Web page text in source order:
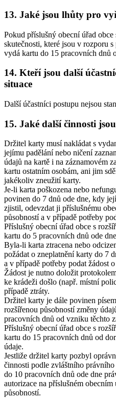
13. Jaké jsou lhůty pro
Pokud příslušný obecní úřad
skutečnosti, které jsou v rozporu
vydá kartu do 15 pracovních dnů
14. Kteří jsou další
situace
Další účastníci postupu nejsou
15. Jaké další činnosti
Držitel karty musí nakládat s
jejímu padělání nebo ničení
údajů na kartě i na záznamovém
kartu ostatním osobám, ani jim
jakékoliv zneužití karty.
Je-li karta poškozena nebo
povinen do 7 dnů ode dne, kdy
zjistil, odevzdat ji příslušnému
působností a v případě potřeby
Příslušný obecní úřad obce s
kartu do 5 pracovních dnů ode
Byla-li karta ztracena nebo
požádat o zneplatnění karty do 7
a v případě potřeby podat žádost
Žádost je nutno doložit
ke krádeži došlo (např. místní
případě ztráty.
Držitel karty je dále povinen
rozšířenou působností změny
pracovních dnů od vzniku těchto
Příslušný obecní úřad obce s
kartu do 15 pracovních dnů od
údaje.
Jestliže držitel karty pozbyl
činnosti podle zvláštního
do 10 pracovních dnů ode dne
autorizace na příslušném obecním
působností.